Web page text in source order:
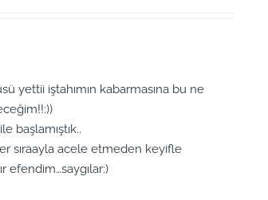
yettii iştahımın kabarmasına bu ne
başlamıştık..
sıraayla acele etmeden keyifle
efendim…saygılar:)